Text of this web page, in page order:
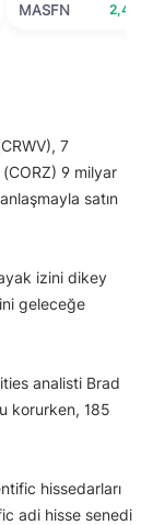
MASFN 2,44%
7
9 milyar
satın
izini dikey
geleceğe
analisti Brad
korurken, 185
hissedarları
adi hisse senedi